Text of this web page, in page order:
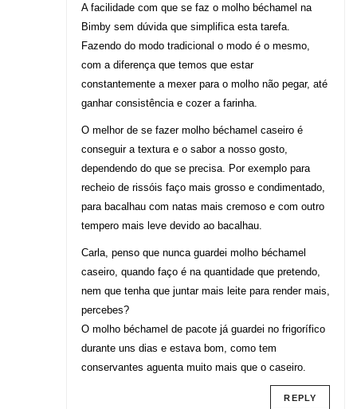
A facilidade com que se faz o molho béchamel na
Bimby sem dúvida que simplifica esta tarefa.
Fazendo do modo tradicional o modo é o mesmo,
com a diferença que temos que estar
constantemente a mexer para o molho não pegar, até
ganhar consistência e cozer a farinha.
O melhor de se fazer molho béchamel caseiro é
conseguir a textura e o sabor a nosso gosto,
dependendo do que se precisa. Por exemplo para
recheio de rissóis faço mais grosso e condimentado,
para bacalhau com natas mais cremoso e com outro
tempero mais leve devido ao bacalhau.
Carla, penso que nunca guardei molho béchamel
caseiro, quando faço é na quantidade que pretendo,
nem que tenha que juntar mais leite para render mais,
percebes?
O molho béchamel de pacote já guardei no frigorífico
durante uns dias e estava bom, como tem
conservantes aguenta muito mais que o caseiro.
REPLY